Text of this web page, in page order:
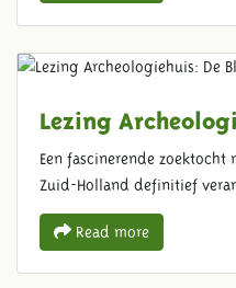
Lezing
Een fascinerende
Zuid-Holland definitief
Read more